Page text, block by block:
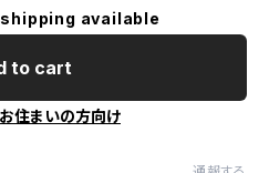
available
to cart
住まいの方向け